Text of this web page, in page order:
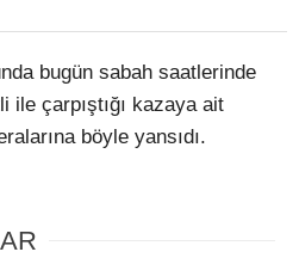
bugün sabah saatlerinde
çarpıştığı kazaya ait
böyle yansıdı.